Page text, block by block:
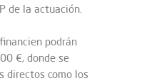
de la actuación.
podrán
€, donde se
directos como los